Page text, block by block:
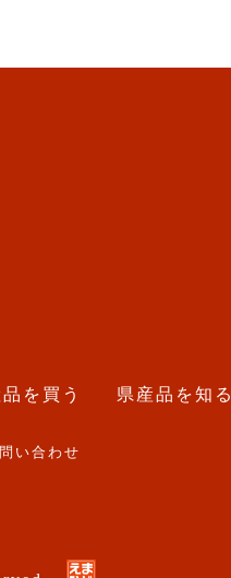
を買う 県産品を知る
い合わせ